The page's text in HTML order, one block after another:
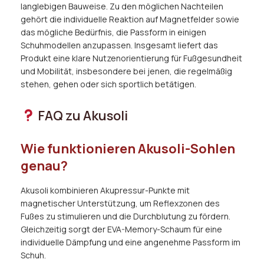
langlebigen Bauweise. Zu den möglichen Nachteilen
gehört die individuelle Reaktion auf Magnetfelder sowie
das mögliche Bedürfnis, die Passform in einigen
Schuhmodellen anzupassen. Insgesamt liefert das
Produkt eine klare Nutzenorientierung für Fußgesundheit
und Mobilität, insbesondere bei jenen, die regelmäßig
stehen, gehen oder sich sportlich betätigen.
FAQ zu Akusoli
Wie funktionieren Akusoli-Sohlen
genau?
Akusoli kombinieren Akupressur-Punkte mit
magnetischer Unterstützung, um Reflexzonen des
Fußes zu stimulieren und die Durchblutung zu fördern.
Gleichzeitig sorgt der EVA-Memory-Schaum für eine
individuelle Dämpfung und eine angenehme Passform im
Schuh.